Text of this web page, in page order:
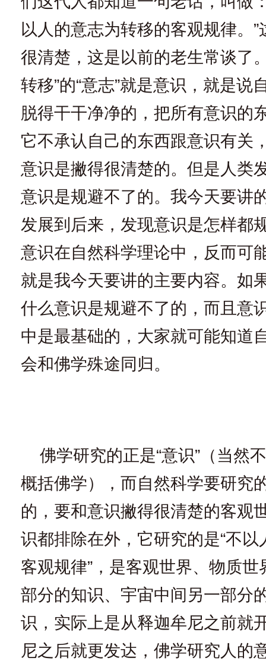
以人的意志为转移的客观规律。
很清楚，这是以前的老生常谈了
转移”的“意志”就是意识，就是说
脱得干干净净的，把所有意识的
它不承认自己的东西跟意识有关
意识是撇得很清楚的。但是人类
意识是规避不了的。我今天要讲
发展到后来，发现意识是怎样都
意识在自然科学理论中，反而可
就是我今天要讲的主要内容。如
什么意识是规避不了的，而且意
中是最基础的，大家就可能知道
会和佛学殊途同归。
佛学研究的正是“意识”（当然
概括佛学），而自然科学要研究
的，要和意识撇得很清楚的客观
识都排除在外，它研究的是“不
客观规律”，是客观世界、物质
部分的知识、宇宙中间另一部分
识，实际上是从释迦牟尼之前就
尼之后就更发达，佛学研究人的